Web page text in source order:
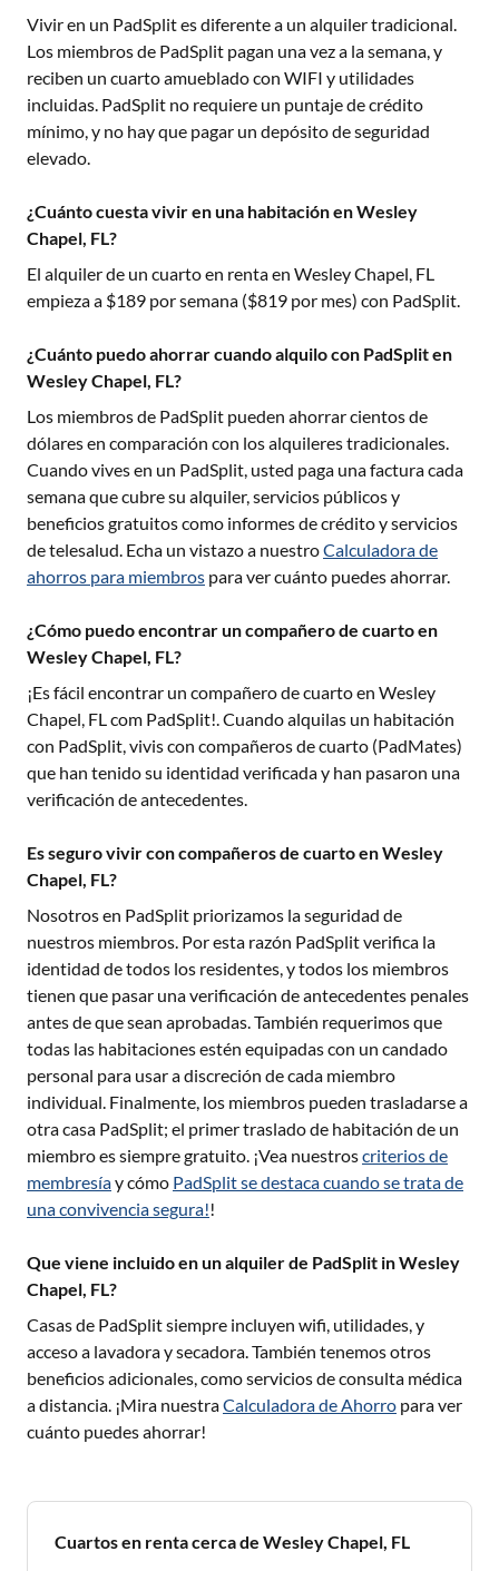
Vivir en un PadSplit es diferente a un alquiler tradicional.
Los miembros de PadSplit pagan una vez a la semana, y
reciben un cuarto amueblado con WIFI y utilidades
incluidas. PadSplit no requiere un puntaje de crédito
mínimo, y no hay que pagar un depósito de seguridad
elevado.
¿Cuánto cuesta vivir en una habitación en Wesley
Chapel, FL?
El alquiler de un cuarto en renta en Wesley Chapel, FL
empieza a $189 por semana ($819 por mes) con PadSplit.
¿Cuánto puedo ahorrar cuando alquilo con PadSplit en
Wesley Chapel, FL?
Los miembros de PadSplit pueden ahorrar cientos de
dólares en comparación con los alquileres tradicionales.
Cuando vives en un PadSplit, usted paga una factura cada
semana que cubre su alquiler, servicios públicos y
beneficios gratuitos como informes de crédito y servicios
de telesalud. Echa un vistazo a nuestroCalculadora de
ahorros para miembros para ver cuánto puedes ahorrar.
¿Cómo puedo encontrar un compañero de cuarto en
Wesley Chapel, FL?
¡Es fácil encontrar un compañero de cuarto en Wesley
Chapel, FLcom PadSplit!. Cuando alquilas un habitación
con PadSplit, vivis con compañeros de cuarto (PadMates)
que han tenido su identidad verificada y han pasaron una
verificación de antecedentes.
Es seguro vivir con compañeros de cuarto en Wesley
Chapel, FL?
Nosotros en PadSplit priorizamos la seguridad de
nuestros miembros. Por esta razón PadSplit verifica la
identidad de todos los residentes, y todos los miembros
tienen que pasar una verificación de antecedentes penales
antes de que sean aprobadas. También requerimos que
todas las habitaciones estén equipadas con un candado
personal para usar a discreción de cada miembro
individual. Finalmente, los miembros pueden trasladarse a
otra casa PadSplit; el primer traslado de habitación de un
miembro es siempre gratuito. ¡Vea nuestroscriterios de
membresíay cómo PadSplit se destaca cuando se trata de
una convivencia segura!!
Que viene incluido en un alquiler de PadSplit in Wesley
Chapel, FL?
Casas de PadSplit siempre incluyen wifi, utilidades, y
acceso a lavadora y secadora. También tenemos otros
beneficios adicionales, como servicios de consulta médica
a distancia. ¡Mira nuestraCalculadora de Ahorro para ver
cuánto puedes ahorrar!
Cuartos en renta cerca de Wesley Chapel, FL